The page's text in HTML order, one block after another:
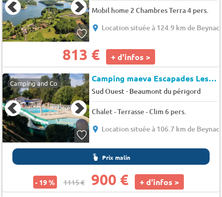
Mobil home 2 Chambres Terra 4 pers.
Location située à 124.9 km de Beynac
813 € + d'infos >
Camping and Co Camping maeva Escapades Les Bö-Bains
Sud Ouest- Beaumont du périgord
Chalet - Terrasse - Clim 6 pers.
Location située à 106.7 km de Beynac
Prix malin
- 19 % 1115 € 900 € + d'infos >